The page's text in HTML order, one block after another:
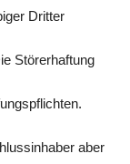
Dritter
Störerhaftung
aber